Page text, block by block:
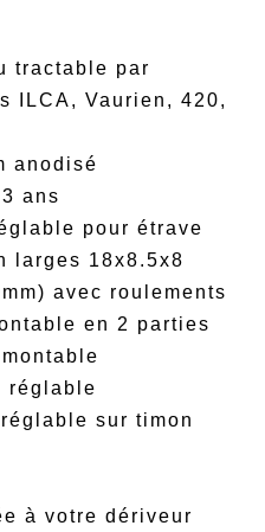
tractable par
ILCA, Vaurien, 420,
anodisé
ans
pour étrave
larges 18x8.5x8
avec roulements
en 2 parties
réglable
sur timon
à votre dériveur